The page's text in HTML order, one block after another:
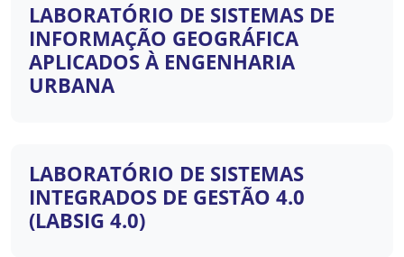
LABORATÓRIO DE SISTEMAS DE
INFORMAÇÃO GEOGRÁFICA
APLICADOS À ENGENHARIA
URBANA
LABORATÓRIO DE SISTEMAS
INTEGRADOS DE GESTÃO 4.0
(LABSIG 4.0)